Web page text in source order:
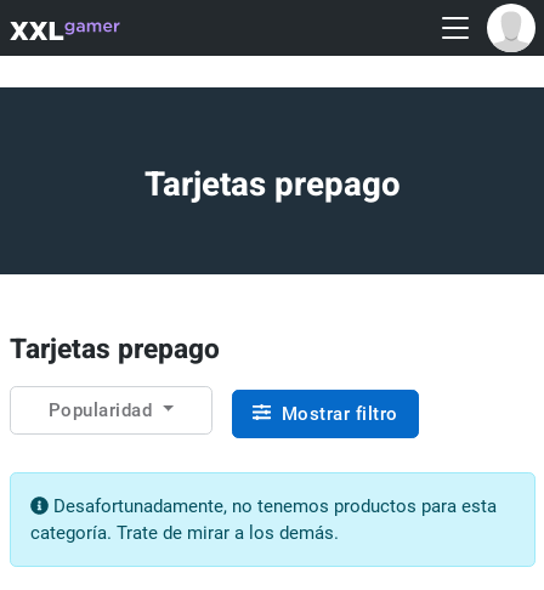
Tarjetas prepago
Tarjetas prepago
Popularidad Mostrar filtro
Desafortunadamente, no tenemos productos para esta
categoría. Trate de mirar a los demás.